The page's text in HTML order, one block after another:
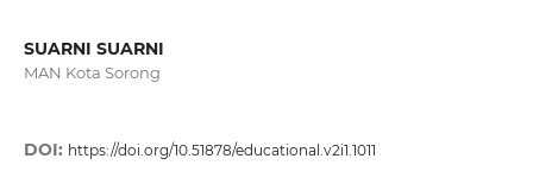
SUARNI SUARNI
MAN Kota Sorong
DOI: https://doi.org/10.51878/educational.v2i1.1011